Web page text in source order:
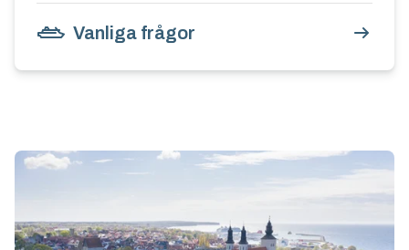
Vanliga frågor